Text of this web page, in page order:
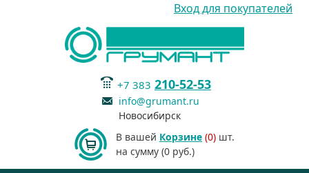
Вход для покупателей
+7 383 210-52-53
info@grumant.ru
Новосибирск
В вашей Корзине (0) шт.
на сумму (0 руб.)